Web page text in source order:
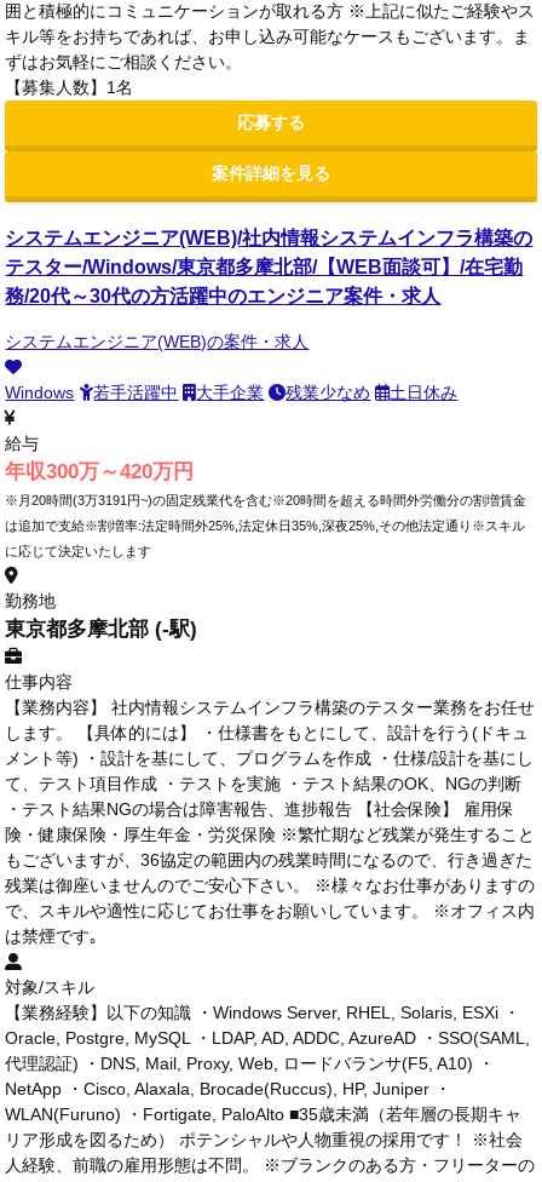
囲と積極的にコミュニケーションが取れる方 ※上記に似たご経験やス
キル等をお持ちであれば、お申し込み可能なケースもございます。ま
ずはお気軽にご相談ください。
【募集人数】1名
応募する
案件詳細を見る
システムエンジニア(WEB)/社内情報システムインフラ構築の
テスター/Windows/東京都多摩北部/【WEB面談可】/在宅勤
務/20代～30代の方活躍中のエンジニア案件・求人
システムエンジニア(WEB)の案件・求人
Windows 若手活躍中 大手企業 残業少なめ 土日休み
給与
年収300万～420万円
※月20時間(3万3191円~)の固定残業代を含む※20時間を超える時間外労働分の割増賃金
は追加で支給※割増率:法定時間外25%,法定休日35%,深夜25%,その他法定通り※スキル
に応じて決定いたします
勤務地
東京都多摩北部 (-駅)
仕事内容
【業務内容】 社内情報システムインフラ構築のテスター業務をお任せ
します。 【具体的には】 ・仕様書をもとにして、設計を行う(ドキュ
メント等) ・設計を基にして、プログラムを作成 ・仕様/設計を基にし
て、テスト項目作成 ・テストを実施 ・テスト結果のOK、NGの判断
・テスト結果NGの場合は障害報告、進捗報告 【社会保険】 雇用保
険・健康保険・厚生年金・労災保険 ※繁忙期など残業が発生すること
もございますが、36協定の範囲内の残業時間になるので、行き過ぎた
残業は御座いませんのでご安心下さい。 ※様々なお仕事がありますの
で、スキルや適性に応じてお仕事をお願いしています。 ※オフィス内
は禁煙です｡
対象/スキル
【業務経験】以下の知識 ・Windows Server, RHEL, Solaris, ESXi ・
Oracle, Postgre, MySQL ・LDAP, AD, ADDC, AzureAD ・SSO(SAML,
代理認証) ・DNS, Mail, Proxy, Web, ロードバランサ(F5, A10) ・
NetApp ・Cisco, Alaxala, Brocade(Ruccus), HP, Juniper ・
WLAN(Furuno) ・Fortigate, PaloAlto ■35歳未満（若年層の長期キャ
リア形成を図るため） ポテンシャルや人物重視の採用です！ ※社会
人経験、前職の雇用形態は不問。 ※ブランクのある方・フリーターの